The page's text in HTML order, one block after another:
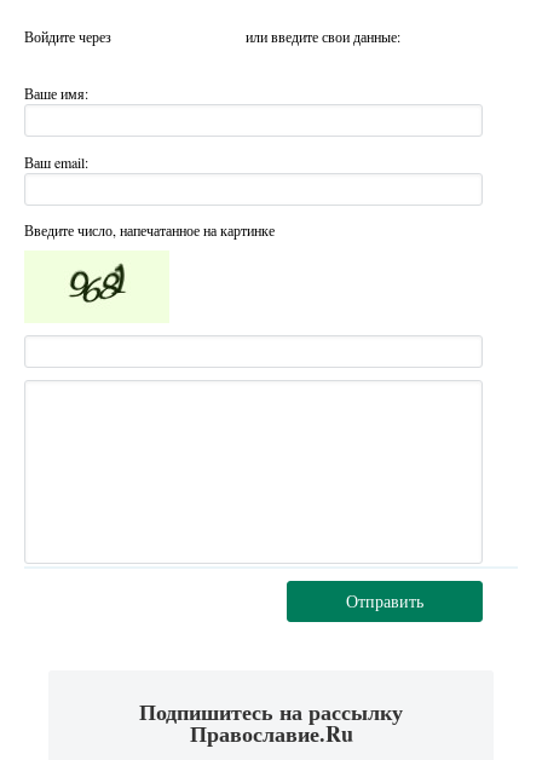
Войдите через или введите свои данные:
Ваше имя:
Ваш email:
Введите число, напечатанное на картинке
Отправить
Подпишитесь на рассылку
Православие.Ru